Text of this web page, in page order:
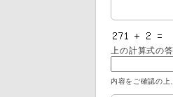
上の計算式の
内容をご確認の上